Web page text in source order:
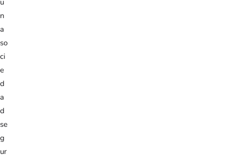
n
a
so
ci
e
d
a
d
se
g
ur